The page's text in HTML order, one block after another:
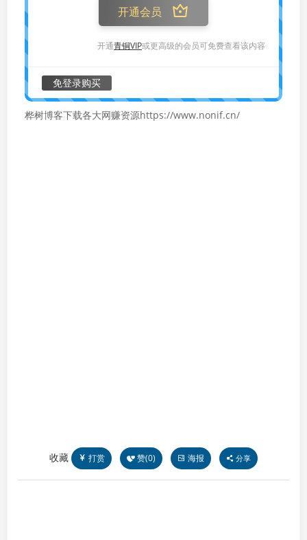
开通会员
开通青铜VIP或更高级的会员可免费查看该内容
免登录购买
桦树博客下载各大网赚资源https://www.nonif.cn/
收藏 打赏 赞(0) 海报 分享